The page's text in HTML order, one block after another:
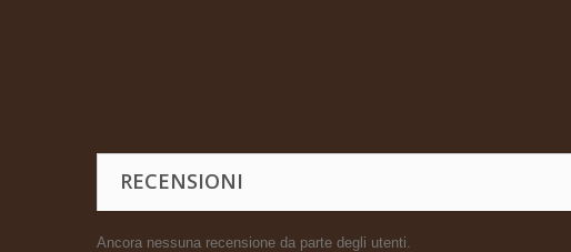
RECENSIONI
Ancora nessuna recensione da parte degli utenti.